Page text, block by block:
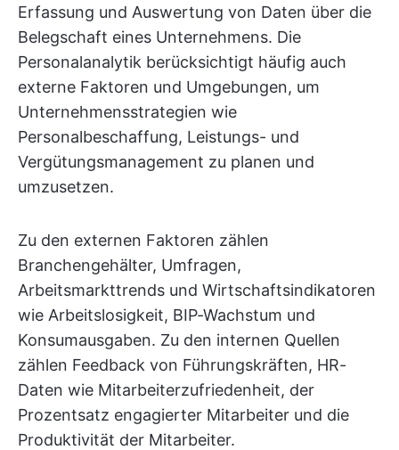
Erfassung und Auswertung von Daten über die
Belegschaft eines Unternehmens. Die
Personalanalytik berücksichtigt häufig auch
externe Faktoren und Umgebungen, um
Unternehmensstrategien wie
Personalbeschaffung, Leistungs- und
Vergütungsmanagement zu planen und
umzusetzen.
Zu den externen Faktoren zählen
Branchengehälter, Umfragen,
Arbeitsmarkttrends und Wirtschaftsindikatoren
wie Arbeitslosigkeit, BIP-Wachstum und
Konsumausgaben. Zu den internen Quellen
zählen Feedback von Führungskräften, HR-
Daten wie Mitarbeiterzufriedenheit, der
Prozentsatz engagierter Mitarbeiter und die
Produktivität der Mitarbeiter.